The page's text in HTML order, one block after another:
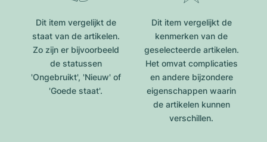
Dit item vergelijkt de
staat van de artikelen.
Zo zijn er bijvoorbeeld
de statussen
'Ongebruikt', 'Nieuw' of
'Goede staat'.
Dit item vergelijkt de
kenmerken van de
geselecteerde artikelen.
Het omvat complicaties
en andere bijzondere
eigenschappen waarin
de artikelen kunnen
verschillen.